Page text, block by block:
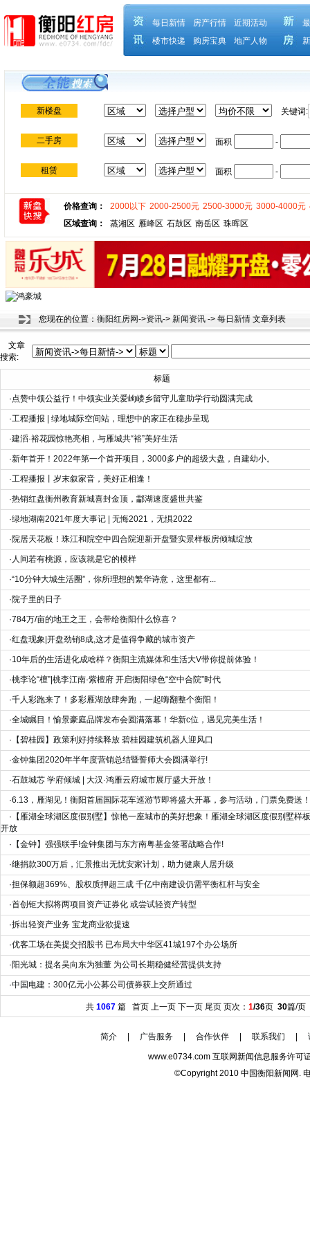
每日新情 房产行情
近期活动
楼市快递
购房宝典 地产人物
新楼盘 关键词:
二手房 面积 -
租赁 面积 -
价格查询： 2000以下 2000-2500元 2500-3000元 3000-4000元
区域查询：
蒸湘区 雁峰区 石鼓区 南岳区 珠晖区
您现在的位置： 衡阳红房网->资讯-> 新闻资讯 -> 每日新情 文章列表
文章
搜索:
标题
·点赞中领公益行！中领实业关爱岣嵝乡留守儿童助学行动圆满完成
·工程播报 | 绿地城际空间站，理想中的家正在稳步呈现
·建滔·裕花园惊艳亮相，与雁城共“裕”美好生活
·新年首开！2022年第一个首开项目，3000多户的超级大盘，自建幼小。
·工程播报丨岁末叙家音，美好正相逢！
·热销红盘衡州教育新城喜封金顶，酃湖速度盛世共鉴
·绿地湖南2021年度大事记 | 无悔2021，无惧2022
·院居天花板！珠江和院空中四合院迎新开盘暨实景样板房倾城绽放
· 人间若有桃源，应该就是它的模样
·“10分钟大城生活圈”，你所理想的繁华诗意，这里都有...
·院子里的日子
·784万/亩的地王之王，会带给衡阳什么惊喜？
·红盘现象|开盘劲销8成,这才是值得争藏的城市资产
·10年后的生活进化成啥样？衡阳主流媒体和生活大V带你提前体验！
·桃李论“檀”|桃李江南·紫檀府 开启衡阳绿色“空中合院”时代
·千人彩跑来了！多彩雁湖放肆奔跑，一起嗨翻整个衡阳！
·全城瞩目！愉景豪庭品牌发布会圆满落幕！华新c位，遇见完美生活！
· 【碧桂园】政策利好持续释放 碧桂园建筑机器人迎风口
·金钟集团2020年半年度营销总结暨誓师大会圆满举行!
·石鼓城芯 学府倾城 | 大汉·鸿雁云府城市展厅盛大开放！
·6.13，雁湖见！衡阳首届国际花车巡游节即将盛大开幕，参与活动，门票免费送！
· 【雁湖全球湖区度假别墅】惊艳一座城市的美好想象！雁湖全球湖区度假别墅样
开放
· 【金钟】强强联手!金钟集团与东方南粤基金签署战略合作!
·继捐款300万后，汇景推出无忧安家计划，助力健康人居升级
·担保额超369%、股权质押超三成 千亿中南建设仍需平衡杠杆与安全
·首创钜大拟将两项目资产证券化 或尝试轻资产转型
·拆出轻资产业务 宝龙商业欲提速
·优客工场在美提交招股书 已布局大中华区41城197个办公场所
·阳光城：提名吴向东为独董 为公司长期稳健经营提供支持
·中国电建：300亿元小公募公司债券获上交所通过
共 1067 篇 首页 上一页 下一页 尾页 页次： 1/36页 30篇/页
简介 广告服务 合作伙伴 联系我们
www.e0734.com 互联网新闻信息服务许可
©Copyright 2010 中国衡阳新闻网.